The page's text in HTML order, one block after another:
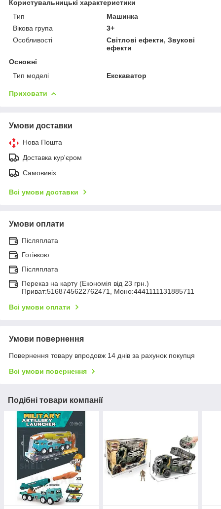
Користувальницькі характеристики
Тип
Машинка
Вікова група
3+
Особливості
Світлові ефекти, Звукові
ефекти
Основні
Тип моделі
Екскаватор
Приховати
Умови доставки
Нова Пошта
Доставка кур'єром
Самовивіз
Всі умови доставки
Умови оплати
Післяплата
Готівкою
Післяплата
Переказ на карту (Економія від 23 грн.)
Приват:5168745622762471, Моно:4441111131885711
Всі умови оплати
Умови повернення
Повернення товару впродовж 14 днів за рахунок покупця
Всі умови повернення
Подібні товари компанії